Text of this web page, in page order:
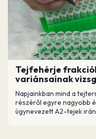
Tejfehérje
variánsainak
Napjainkban mind a
részéről egyre nagyobb
úgynevezett A2-tejek